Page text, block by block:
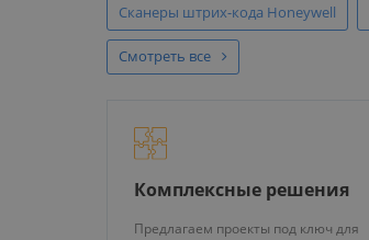
Сканеры штрих-кода Honeywell
Смотреть все
Комплексные решения
Предлагаем проекты под ключ для